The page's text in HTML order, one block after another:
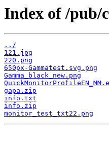
Index of /pub/
../
121.jpg
220.png
650px-Gammatest.svg.png
Gamma_black_new.png
gapa.zip
info.txt
info.zip
monitor_test_txt22.png